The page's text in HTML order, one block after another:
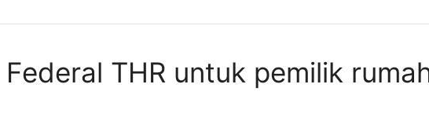
THR untuk pemilik